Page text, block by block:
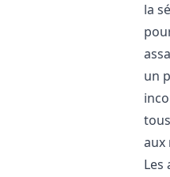
la
un
aux
Les